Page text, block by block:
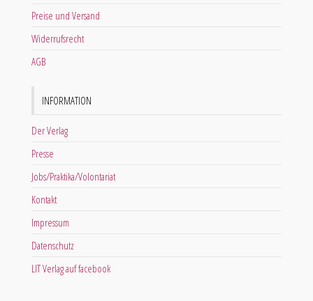
Preise und Versand
Widerrufsrecht
AGB
INFORMATION
Der Verlag
Presse
Jobs/Praktika/Volontariat
Kontakt
Impressum
Datenschutz
LIT Verlag auf facebook